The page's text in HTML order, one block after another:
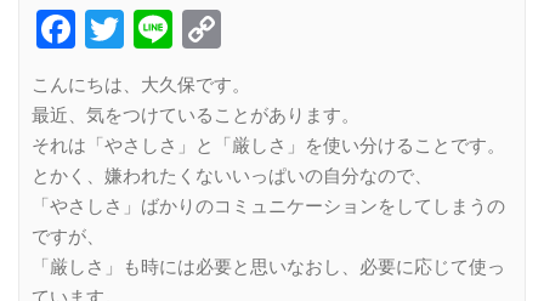
Facebook
Twitter
Line
Link
こんにちは、大久保です。
最近、気をつけていることがあります。
それは「やさしさ」と「厳しさ」を使い分けることです。
とかく、嫌われたくないいっぱいの自分なので、
「やさしさ」ばかりのコミュニケーションをしてしまうの
ですが、
「厳しさ」も時には必要と思いなおし、必要に応じて使っ